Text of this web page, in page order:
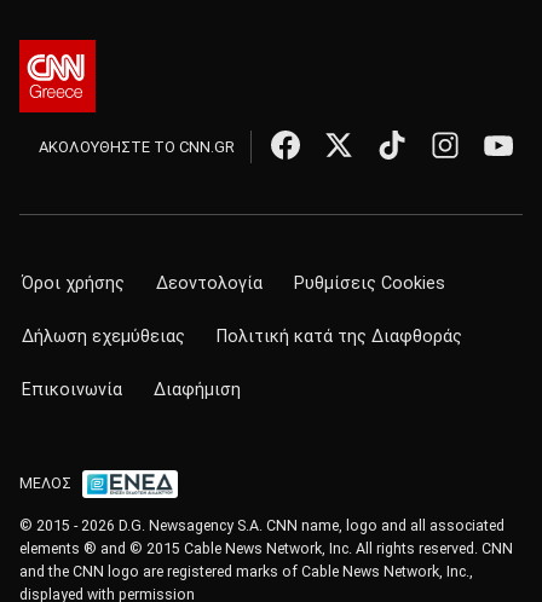
ΑΚΟΛΟΥΘΗΣΤΕ ΤΟ CNN.GR
Όροι χρήσης Δεοντολογία Ρυθμίσεις Cookies
Δήλωση εχεμύθειας Πολιτική κατά της Διαφθοράς
Επικοινωνία Διαφήμιση
ΜΕΛΟΣ
© 2015 - 2026 D.G. Newsagency S.A. CNN name, logo and all associated
elements ® and © 2015 Cable News Network, Inc. All rights reserved. CNN
and the CNN logo are registered marks of Cable News Network, Inc.,
displayed with permission